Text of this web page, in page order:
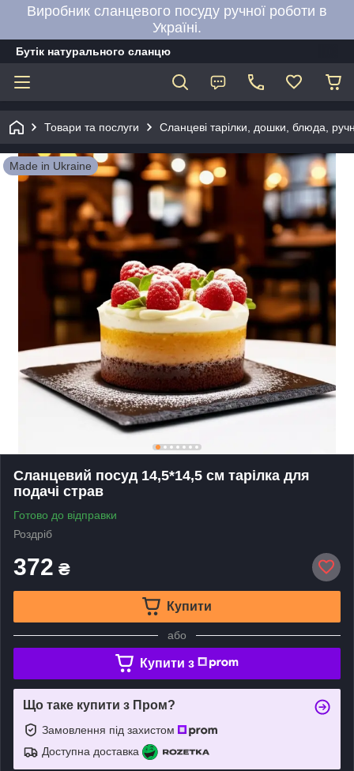
Виробник сланцевого посуду ручної роботи в
Україні.
Бутік натурального сланцю
Товари та послуги Сланцеві тарілки, дошки, блюда,
Made in Ukraine
Сланцевий посуд 14,5*14,5 см тарілка для
подачі страв
Готово до відправки
Роздріб
372 ₴
Купити
або
Купити з
Що таке купити з Пром?
Замовлення під захистом
Доступна доставка